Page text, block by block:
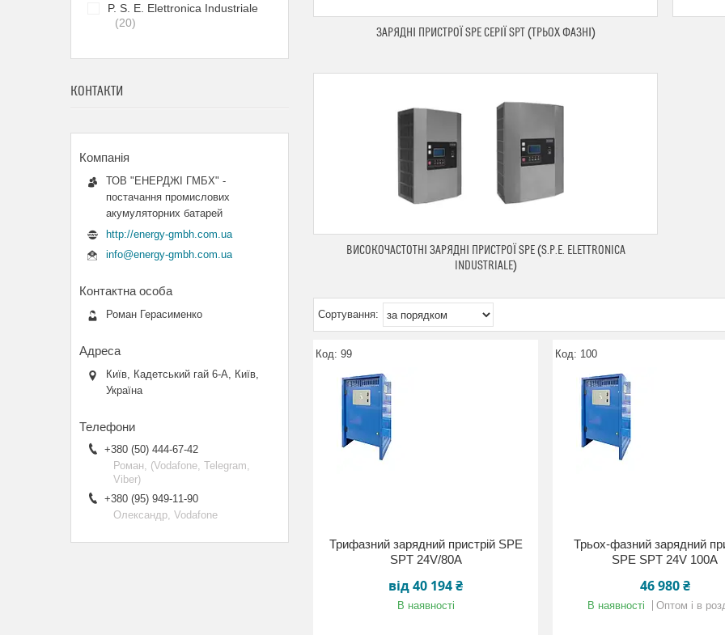
ЗАРЯДНІ ПРИСТРОЇ SPE СЕРІЇ SPT (ТРЬОХ ФАЗНІ)
ВИСОКОЧАСТОТНІ ЗАРЯДНІ ПРИСТРОЇ SPE (S.P.E. ELETTRONICA
INDUSTRIALE)
99
Трифазний зарядний пристрій SPE
SPT 24V/80A
від 40 194 ₴
В наявності
100
Трьох-фазний зарядний
SPE SPT 24V 100A
46 980 ₴
В наявності Оптом і в
P. S. E. Elettronica Industriale
20
КОНТАКТИ
ТОВ "ЕНЕРДЖІ ГМБХ" -
постачання промислових
акумуляторних батарей
http://energy-gmbh.com.ua
info@energy-gmbh.com.ua
Роман Герасименко
Київ, Кадетський гай 6-А, Київ,
Україна
+380 (50) 444-67-42
Роман, (Vodafone, Telegram,
Viber)
+380 (95) 949-11-90
Олександр, Vodafone